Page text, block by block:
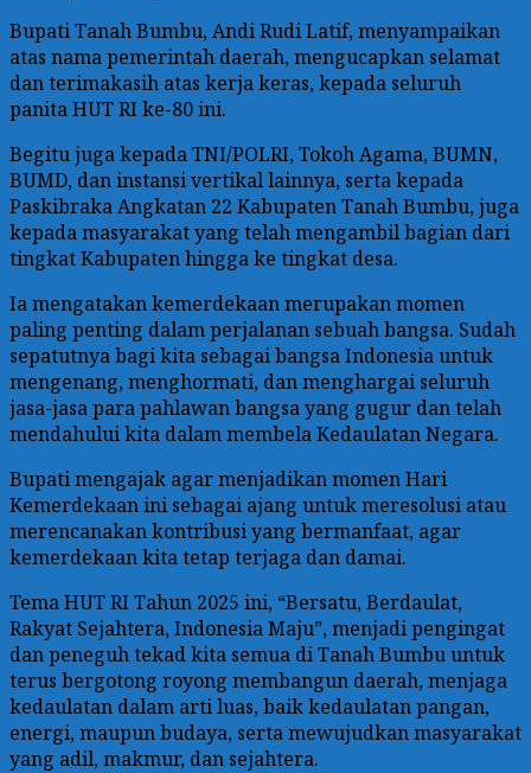
Bupati Tanah Bumbu, Andi Rudi Latif, menyampaikan
atas nama pemerintah daerah, mengucapkan selamat
dan terimakasih atas kerja keras, kepada seluruh
panita HUT RI ke-80 ini.
Begitu juga kepada TNI/POLRI, Tokoh Agama, BUMN,
BUMD, dan instansi vertikal lainnya, serta kepada
Paskibraka Angkatan 22 Kabupaten Tanah Bumbu, juga
kepada masyarakat yang telah mengambil bagian dari
tingkat Kabupaten hingga ke tingkat desa.
Ia mengatakan kemerdekaan merupakan momen
paling penting dalam perjalanan sebuah bangsa. Sudah
sepatutnya bagi kita sebagai bangsa Indonesia untuk
mengenang, menghormati, dan menghargai seluruh
jasa-jasa para pahlawan bangsa yang gugur dan telah
mendahului kita dalam membela Kedaulatan Negara.
Bupati mengajak agar menjadikan momen Hari
Kemerdekaan ini sebagai ajang untuk meresolusi atau
merencanakan kontribusi yang bermanfaat, agar
kemerdekaan kita tetap terjaga dan damai.
Tema HUT RI Tahun 2025 ini, “Bersatu, Berdaulat,
Rakyat Sejahtera, Indonesia Maju”, menjadi pengingat
dan peneguh tekad kita semua di Tanah Bumbu untuk
terus bergotong royong membangun daerah, menjaga
kedaulatan dalam arti luas, baik kedaulatan pangan,
energi, maupun budaya, serta mewujudkan masyarakat
yang adil, makmur, dan sejahtera.